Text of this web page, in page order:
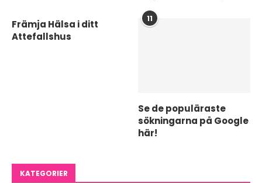
Främja Hälsa i ditt
Attefallshus
11
Se de populäraste
sökningarna på Google
här!
KATEGORIER